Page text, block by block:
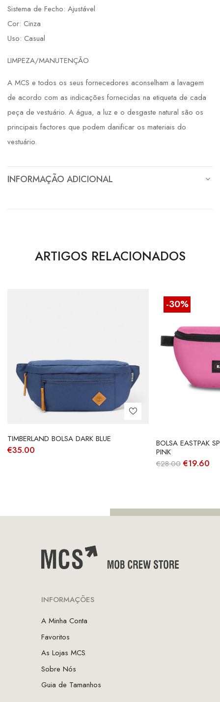
Sistema de Fecho: Ajustável
Cor: Cinza
Uso: Casual
LIMPEZA/MANUTENÇÃO
A MCS e todos os seus fornecedores aconselham a lavagem
de acordo com as indicações fornecidas na etiqueta de cada
peça de vestuário. A água, a luz e o desgaste natural são os
principais factores que podem danificar os materiais do
vestuário.
INFORMAÇÃO ADICIONAL
ARTIGOS RELACIONADOS
TIMBERLAND BOLSA DARK BLUE
€35.00
-30%
BOLSA EASTPAK
PINK
€28.00 O
€19.60
INFORMAÇÕES
A Minha Conta
Favoritos
As Lojas MCS
Sobre Nós
Guia de Tamanhos